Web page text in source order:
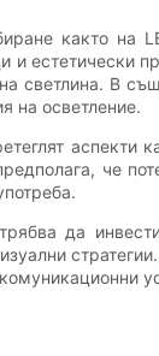
както на
естетически
светлина. В
на осветление.
че
да